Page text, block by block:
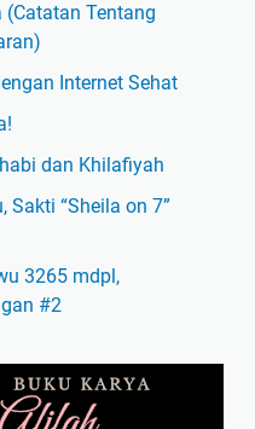
(Catatan Tentang
Internet Sehat
dan Khilafiyah
Sakti “Sheila on 7”
3265 mdpl,
#2